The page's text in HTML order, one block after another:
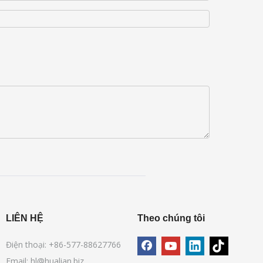
LIÊN HỆ
Điện thoại: +86-577-88627766
Email: hl@hualian.biz
Theo chúng tôi